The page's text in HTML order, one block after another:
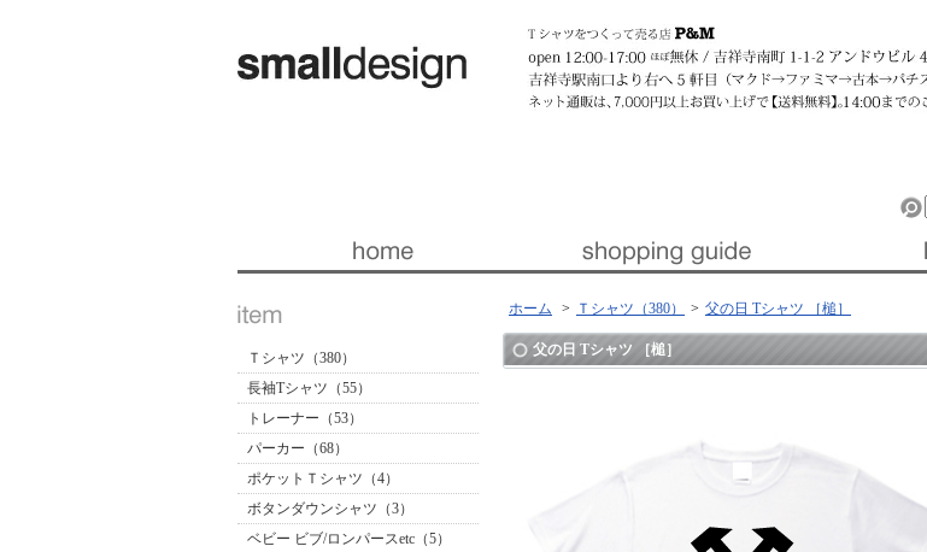
Ｔシャツ（380）
長袖Tシャツ（55）
トレーナー（53）
パーカー（68）
ポケットＴシャツ（4）
ボタンダウンシャツ（3）
ベビー ビブ/ロンパースetc（5）
ホーム > Ｔシャツ（380） > 父の日 Tシャツ ［槌］
父の日 Tシャツ ［槌］